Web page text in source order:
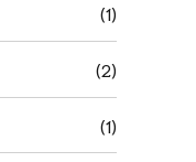
(1)
(2)
(1)